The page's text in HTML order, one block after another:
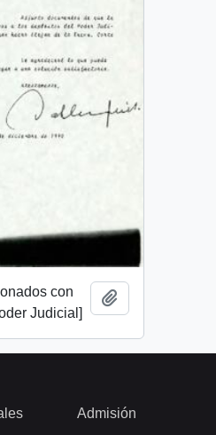
con
Judicial]
Admisión